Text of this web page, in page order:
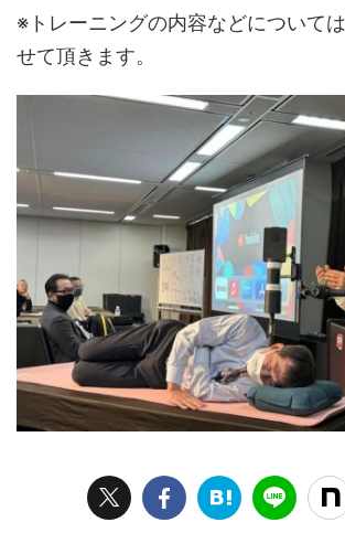
※トレーニングの内容などについて
せて頂きます。